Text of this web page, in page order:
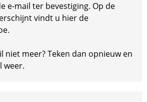
e-mail ter bevestiging. Op de
vindt u hier de
niet meer? Teken dan opnieuw en
weer.